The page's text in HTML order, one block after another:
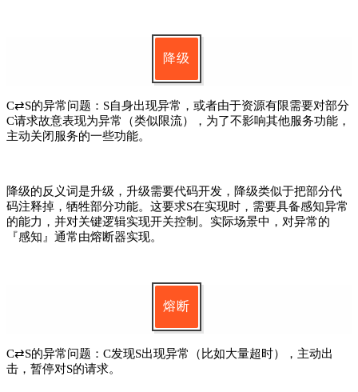
降级
C⇄S的异常问题：S自身出现异常，或者由于资源有限需要对部分
C请求故意表现为异常（类似限流），为了不影响其他服务功能，
主动关闭服务的一些功能。
降级的反义词是升级，升级需要代码开发，降级类似于把部分代
码注释掉，牺牲部分功能。这要求S在实现时，需要具备感知异常
的能力，并对关键逻辑实现开关控制。实际场景中，对异常的
『感知』通常由熔断器实现。
熔断
C⇄S的异常问题： C发现S出现异常（比如大量超时），主动出
击，暂停对S的请求。